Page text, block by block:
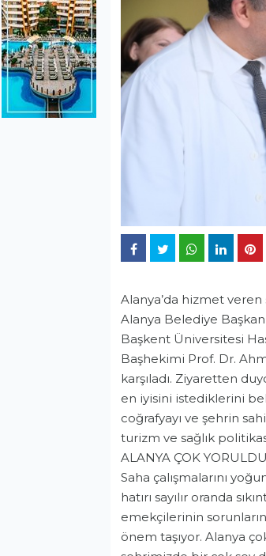
Alanya’da hizmet
Alanya Belediye
Başkent Üniversitesi
Başhekimi Prof. Dr.
karşıladı. Ziyaretten
en iyisini istediklerini
coğrafyayı ve şehrin
turizm ve sağlık
ALANYA ÇOK YORULDU
Saha çalışmalarını
hatırı sayılır oranda
emekçilerinin
önem taşıyor. Alanya